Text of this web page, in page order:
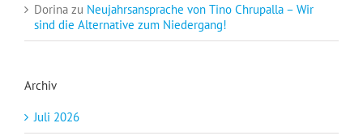
Dorina zu Neujahrsansprache von Tino Chrupalla – Wir
sind die Alternative zum Niedergang!
Archiv
Juli 2026